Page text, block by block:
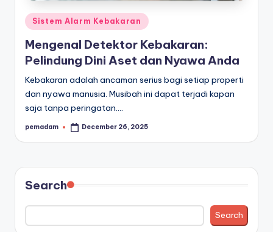
Posted
in
Sistem Alarm Kebakaran
Mengenal Detektor Kebakaran:
Pelindung Dini Aset dan Nyawa Anda
Kebakaran adalah ancaman serius bagi setiap properti
dan nyawa manusia. Musibah ini dapat terjadi kapan
saja tanpa peringatan.…
Posted
pemadam December 26, 2025
Search
Search